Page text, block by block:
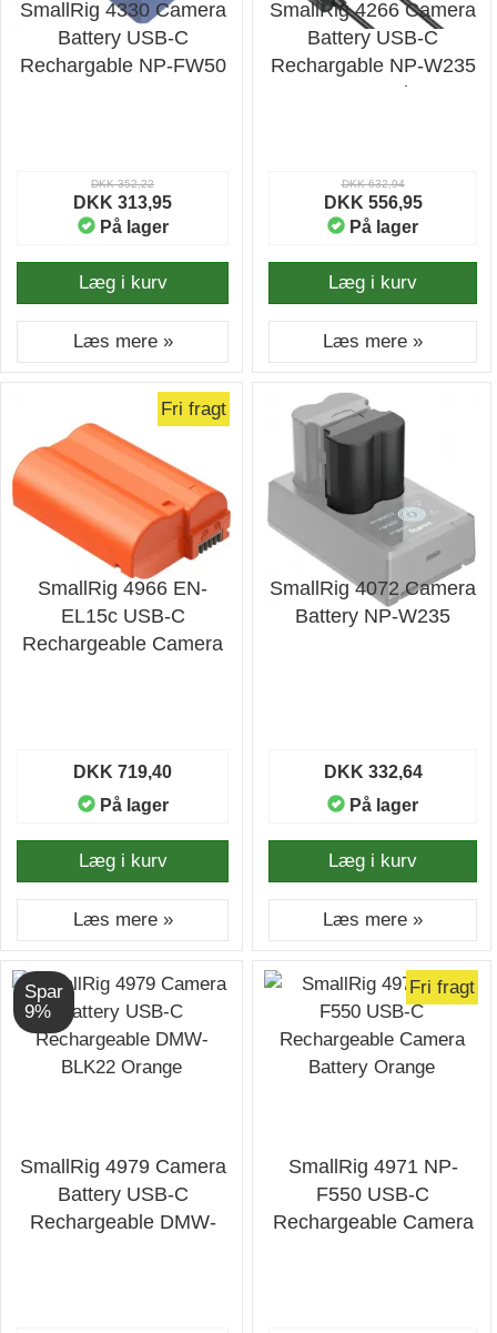
SmallRig 4330 Camera
Battery USB-C
Rechargable NP-FW50
DKK 352,22
DKK 313,95
På lager
Læg i kurv
Læs mere »
SmallRig 4266 Camera
Battery USB-C
Rechargable NP-W235
- Batteri
DKK 632,94
DKK 556,95
På lager
Læg i kurv
Læs mere »
Fri fragt
SmallRig 4966 EN-
EL15c USB-C
Rechargeable Camera
DKK 719,40
På lager
Læg i kurv
Læs mere »
SmallRig 4072 Camera
Battery NP-W235
DKK 332,64
På lager
Læg i kurv
Læs mere »
Spar
9%
SmallRig 4979 Camera
Battery USB-C
Rechargeable DMW-
Fri fragt
SmallRig 4971 NP-
F550 USB-C
Rechargeable Camera